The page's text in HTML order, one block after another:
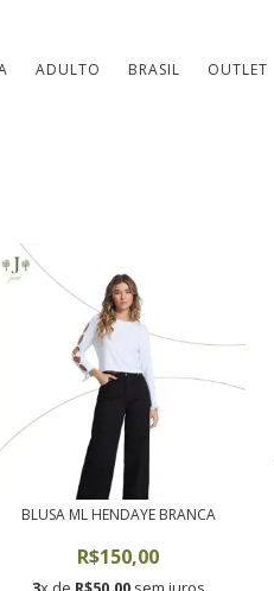
ADULTO BRASIL OUTLET
BLUSA ML HENDAYE BRANCA
R$150,00